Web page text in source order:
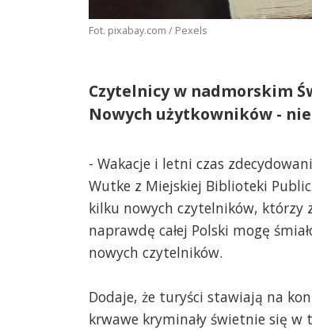
Fot. pixabay.com / Pexels
Czytelnicy w nadmorskim
Nowych użytkowników -
- Wakacje i letni czas
Wutke z Miejskiej Biblioteki
kilku nowych czytelników, którzy
naprawdę całej Polski mogę
nowych czytelników.
Dodaje, że turyści stawiają na
krwawe kryminały świetnie się